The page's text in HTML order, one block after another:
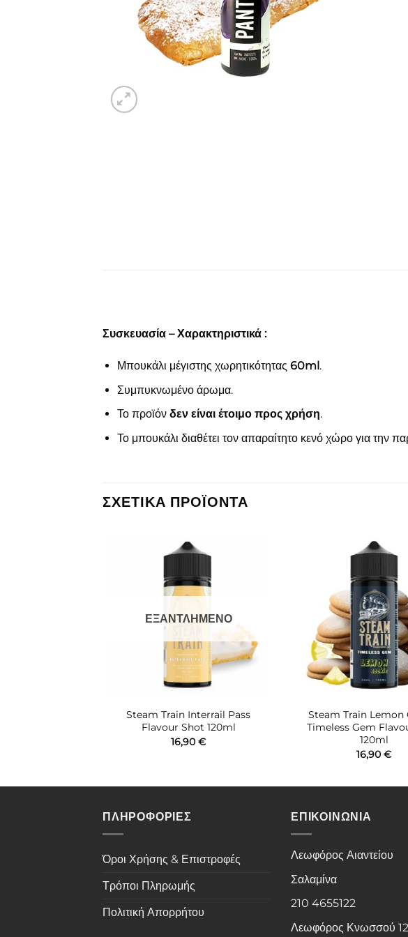
Συσκευασία – Χαρακτηριστικά :
Μπουκάλι μέγιστης χωρητικότητας 60ml.
Συμπυκνωμένο άρωμα.
Το προϊόν δεν είναι έτοιμο προς χρήση.
Το μπουκάλι διαθέτει τον απαραίτητο κενό χώρο για την
ΣΧΕΤΙΚΆ ΠΡΟΪΌΝΤΑ
ΕΞΑΝΤΛΗΜΈΝΟ
Steam Train Interrail Pass
Flavour Shot 120ml
16,90€
Steam Train Lemon
Timeless Gem
120ml
16,90€
ΠΛΗΡΟΦΟΡΙΕΣ
Όροι Χρήσης & Επιστροφές
Τρόποι Πληρωμής
Πολιτική Απορρήτου
ΕΠΙΚΟΙΝΩΝΙΑ
Λεωφόρος Αιαντείου
Σαλαμίνα
210 4655122
Λεωφόρος Κνωσσού